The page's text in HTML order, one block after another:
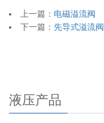
上一篇： 电磁溢流阀
下一篇： 先导式溢流阀
液压产品